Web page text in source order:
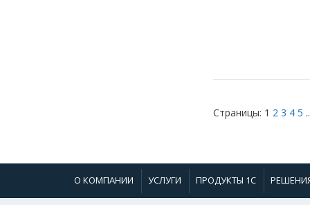
Страницы: 1 2 3 4 5
О КОМПАНИИ УСЛУГИ ПРОДУКТЫ 1С